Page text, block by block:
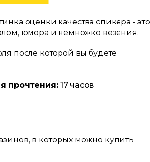
оценки качества спикера - это
юмора и немножко везения.
после которой вы будете
прочтения: 17 часов
в которых можно купить